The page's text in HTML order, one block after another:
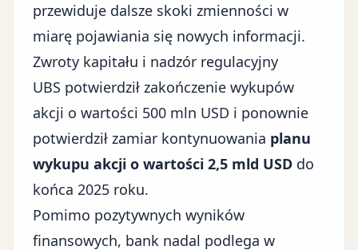
przewiduje dalsze skoki zmienności w
miarę pojawiania się nowych informacji.
Zwroty kapitału i nadzór regulacyjny
UBS potwierdził zakończenie wykupów
akcji o wartości 500 mln USD i ponownie
potwierdził zamiar kontynuowania planu
wykupu akcji o wartości 2,5 mld USD do
końca 2025 roku.
Pomimo pozytywnych wyników
finansowych, bank nadal podlega w